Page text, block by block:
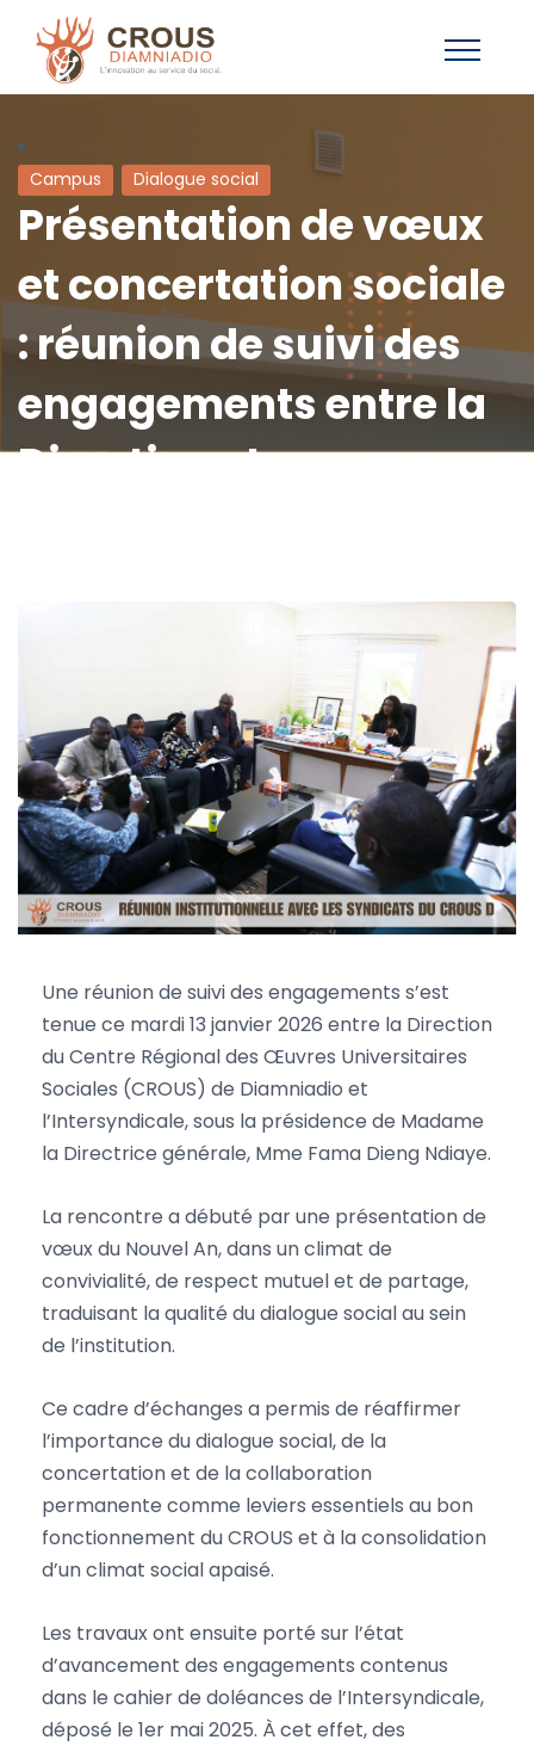
Campus Dialogue social
Présentation de vœux
et concertation sociale
: réunion de suivi des
engagements entre la
Direction et
14 janvier 2026
Une réunion de suivi des engagements s’est
tenue ce mardi 13 janvier 2026 entre la Direction
du Centre Régional des Œuvres Universitaires
Sociales (CROUS) de Diamniadio et
l’Intersyndicale, sous la présidence de Madame
la Directrice générale, Mme Fama Dieng Ndiaye.
La rencontre a débuté par une présentation de
vœux du Nouvel An, dans un climat de
convivialité, de respect mutuel et de partage,
traduisant la qualité du dialogue social au sein
de l’institution.
Ce cadre d’échanges a permis de réaffirmer
l’importance du dialogue social, de la
concertation et de la collaboration
permanente comme leviers essentiels au bon
fonctionnement du CROUS et à la consolidation
d’un climat social apaisé.
Les travaux ont ensuite porté sur l’état
d’avancement des engagements contenus
dans le cahier de doléances de l’Intersyndicale,
déposé le 1er mai 2025. À cet effet, des